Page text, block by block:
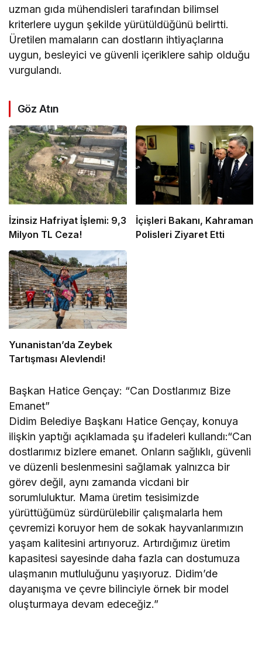
uzman gıda mühendisleri tarafından bilimsel
kriterlere uygun şekilde yürütüldüğünü belirtti.
Üretilen mamaların can dostların ihtiyaçlarına
uygun, besleyici ve güvenli içeriklere sahip olduğu
vurgulandı.
Göz Atın
İzinsiz Hafriyat İşlemi: 9,3
Milyon TL Ceza!
İçişleri Bakanı, Kahraman
Polisleri Ziyaret Etti
Yunanistan’da Zeybek
Tartışması Alevlendi!
Başkan Hatice Gençay: “Can Dostlarımız Bize
Emanet”
Didim Belediye Başkanı Hatice Gençay, konuya
ilişkin yaptığı açıklamada şu ifadeleri kullandı:“Can
dostlarımız bizlere emanet. Onların sağlıklı, güvenli
ve düzenli beslenmesini sağlamak yalnızca bir
görev değil, aynı zamanda vicdani bir
sorumluluktur. Mama üretim tesisimizde
yürüttüğümüz sürdürülebilir çalışmalarla hem
çevremizi koruyor hem de sokak hayvanlarımızın
yaşam kalitesini artırıyoruz. Artırdığımız üretim
kapasitesi sayesinde daha fazla can dostumuza
ulaşmanın mutluluğunu yaşıyoruz. Didim’de
dayanışma ve çevre bilinciyle örnek bir model
oluşturmaya devam edeceğiz.”